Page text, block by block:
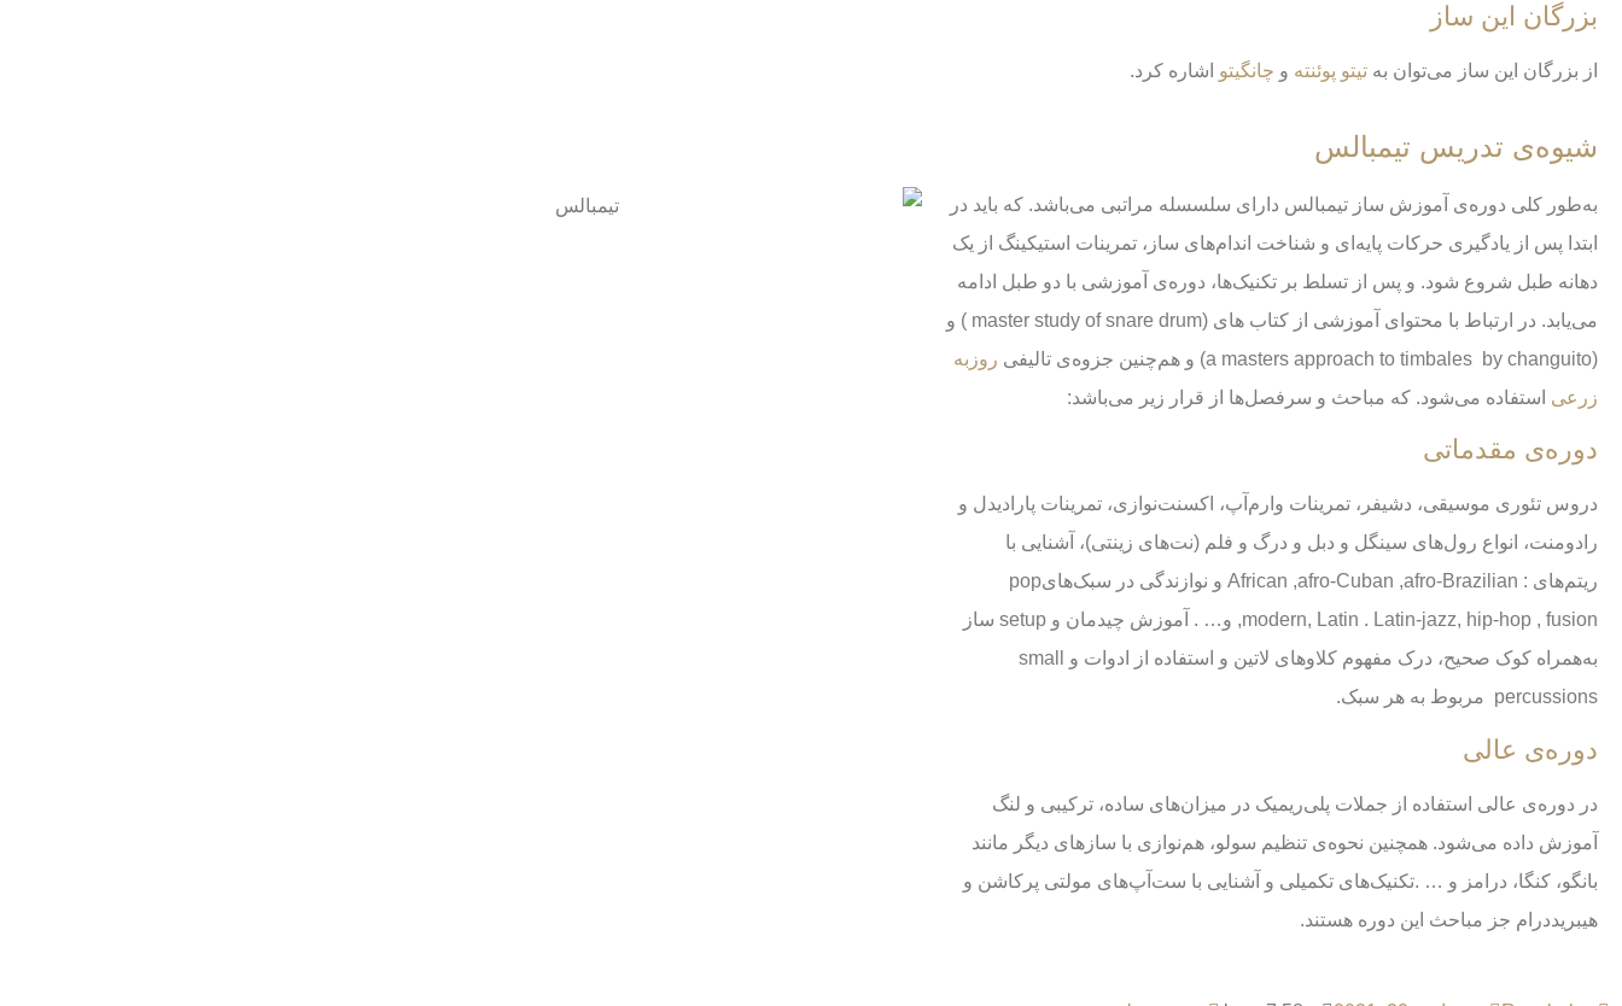
بزرگان این ساز
از بزرگان این ساز می‌توان به تیتو پوئنته و چانگیتو اشاره کرد.
شیوه‌ی تدریس تیمبالس
به‌طور کلی دوره‌ی آموزش ساز تیمبالس دارای سلسسله مراتبی می‌باشد. که باید در
ابتدا پس از یادگیری حرکات پایه‌ای و شناخت اندام‌های ساز، تمرینات استیکینگ از یک
دهانه طبل شروع شود. و پس از تسلط بر تکنیک‌ها، دوره‌ی آموزشی با دو طبل ادامه
می‌یابد. در ارتباط با محتوای آموزشی از کتاب های (master study of snare drum ) و
(a masters approach to timbales by changuito) و هم‌چنین جزوه‌ی تالیفی
روزبه
زرعی استفاده می‌شود. که مباحث و سرفصل‌ها از قرار زیر می‌باشد:
دوره‌ی مقدماتی
دروس تئوری موسیقی، دشیفر، تمرینات وارم‌آپ، اکسنت‌نوازی، تمرینات پارادیدل و
رادومنت، انواع رول‌های سینگل و دبل و درگ و فلم (نت‌های زینتی)، آشنایی با
ریتم‌های : African ,afro-Cuban ,afro-Brazilian و نوازندگی در سبک‌هایpop
,modern, Latin . Latin-jazz, hip-hop , fusion و… . آموزش چیدمان و setup ساز
به‌همراه کوک صحیح، درک مفهوم کلاو‌های لاتین و استفاده از ادوات و small
percussions مربوط به هر سبک.
دوره‌ی عالی
در دوره‌ی عالی استفاده از جملات پلی‌ریمیک در میزان‌های ساده، ترکیبی و لنگ
آموزش داده می‌شود. همچنین نحوه‌ی تنظیم سولو، هم‌نوازی با سازهای دیگر مانند
بانگو، کنگا، درامز و … .تکنیک‌های تکمیلی و آشنایی با ست‌آپ‌های مولتی پرکاشن و
هیبرید‌درام جز مباحث این دوره هستند.